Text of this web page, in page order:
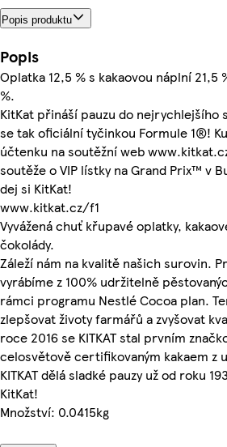
Popis produktu
Popis
Oplatka 12,5 % s kakaovou náplní 21,5
%.
KitKat přináší pauzu do nejrychlejšího
se tak oficiální tyčinkou Formule 1®!
účtenku na soutěžní web
soutěže o VIP lístky na Grand Prix™ v
dej si KitKat!
www.kitkat.cz/f1
Vyvážená chuť křupavé oplatky,
čokolády.
Záleží nám na kvalitě našich surovin.
vyrábíme z 100% udržitelně
rámci programu Nestlé Cocoa plan.
zlepšovat životy farmářů a zvyšovat
roce 2016 se KITKAT stal prvním
celosvětově certifikovaným kakaem z
KITKAT dělá sladké pauzy už od roku
KitKat!
Množství: 0.0415kg